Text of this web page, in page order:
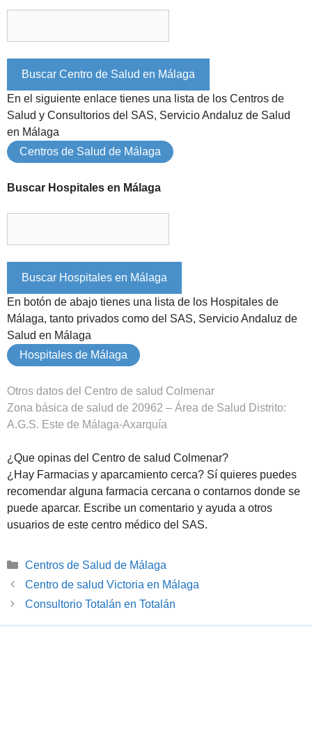
En el siguiente enlace tienes una lista de los Centros de
Salud y Consultorios del SAS, Servicio Andaluz de Salud
en Málaga
Centros de Salud de Málaga
Buscar Hospitales en Málaga
En botón de abajo tienes una lista de los Hospitales de
Málaga, tanto privados como del SAS, Servicio Andaluz de
Salud en Málaga
Hospitales de Málaga
Otros datos del Centro de salud Colmenar
Zona básica de salud de 20962 – Área de Salud Distrito:
A.G.S. Este de Málaga-Axarquía
¿Que opinas del Centro de salud Colmenar?
¿Hay Farmacias y aparcamiento cerca? Sí quieres puedes
recomendar alguna farmacia cercana o contarnos donde se
puede aparcar. Escribe un comentario y ayuda a otros
usuarios de este centro médico del SAS.
Categorías
Centros de Salud de Málaga
Centro de salud Victoria en Málaga
Consultorio Totalán en Totalán